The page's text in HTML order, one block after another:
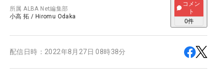
所属ALBA Net編集部
小高 拓 / Hiromu Odaka
コメン
ト
0件
配信日時： 2022年8月27日 08時38分